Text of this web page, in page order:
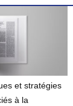
et stratégies
à la